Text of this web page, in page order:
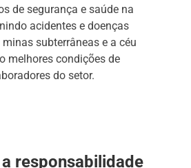
de segurança e saúde na
acidentes e doenças
subterrâneas e a céu
melhores condições de
do setor.
responsabilidade